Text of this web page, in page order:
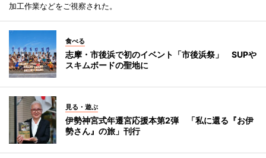
加工作業などをご視察された。
食べる
志摩・市後浜で初のイベント「市後浜祭」 SUPや
スキムボードの聖地に
見る・遊ぶ
伊勢神宮式年遷宮応援本第2弾 「私に還る『お伊
勢さん』の旅」刊行